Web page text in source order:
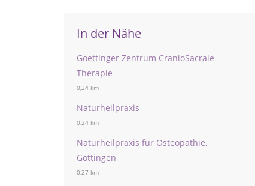
In der Nähe
Goettinger Zentrum CranioSacrale
Therapie
0,24 km
Naturheilpraxis
0,24 km
Naturheilpraxis für Osteopathie,
Göttingen
0,27 km